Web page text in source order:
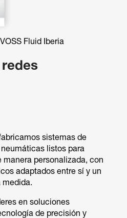
Fluid Iberia
sistemas de
listos para
manera personalizada, con
adaptados entre sí y un
medida.
en soluciones
de precisión y